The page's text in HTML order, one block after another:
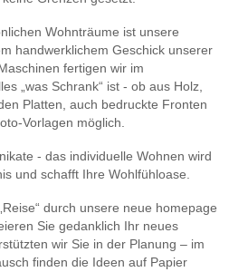
Wohnträume ist unsere
handwerklichem Geschick unserer
fertigen wir im
„was Schrank“ ist - ob aus Holz,
Platten, auch bedruckte Fronten
Vorlagen möglich.
- das individuelle Wohnen wird
und schafft Ihre Wohlfühloase.
durch unsere neue homepage
Sie gedanklich Ihr neues
wir Sie in der Planung – im
finden die Ideen auf Papier